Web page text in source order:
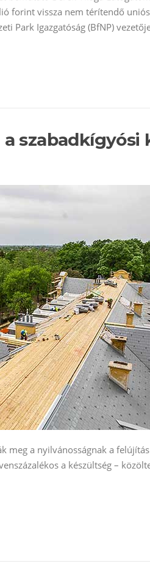
forint vissza nem térítendő
Park Igazgatóság (BfNP)
szabadkígyósi
meg a nyilvánosságnak a
a készültség –